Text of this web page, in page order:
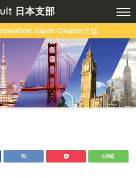
日本支部
Japan Chapterとは